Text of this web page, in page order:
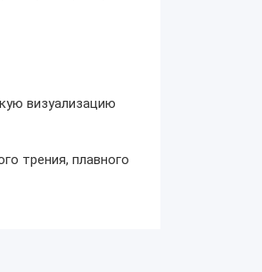
визуализацию
трения, плавного